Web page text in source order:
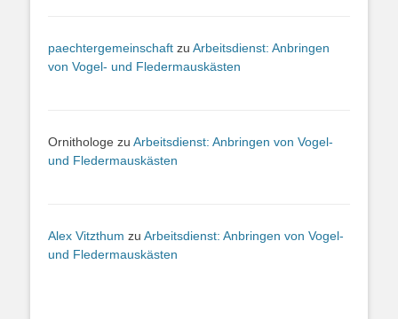
paechtergemeinschaft zu Arbeitsdienst: Anbringen
von Vogel- und Fledermauskästen
Ornithologe zu Arbeitsdienst: Anbringen von Vogel-
und Fledermauskästen
Alex Vitzthum zu Arbeitsdienst: Anbringen von Vogel-
und Fledermauskästen